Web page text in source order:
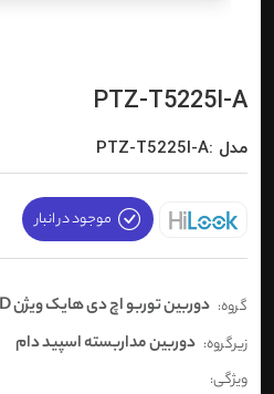
PTZ-T5225I-A
مدل :PTZ-T5225I-A
موجود در انبار
گروه: دوربین توربو اچ دی هایک ویژن Turbo HD
زیرگروه: دوربین مداربسته اسپید دام
ویژگی: